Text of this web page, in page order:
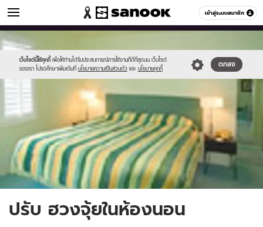
เข้าสู่ระบบสมาชิก
ดูดวง หมวดอื่นๆ
เว็บไซต์นี้ใช้คุกกี้ เพื่อให้ท่านได้รับประสบการณ์การใช้งานที่ดีที่สุดบน เว็บไซต์
ของเรา โปรดศึกษาเพิ่มเติมที่ นโยบายความเป็นส่วนตัว และ นโยบายคุกกี้
ตกลง
Sanook
//s.isanook.com/sr/0/images/logo-
new-
sanook.png
600
60
//s.isanook.com/ho/0/ud/0/4345/m_02576_001.jpg
ปรับ ฮวงจุ้ยในห้องนอน